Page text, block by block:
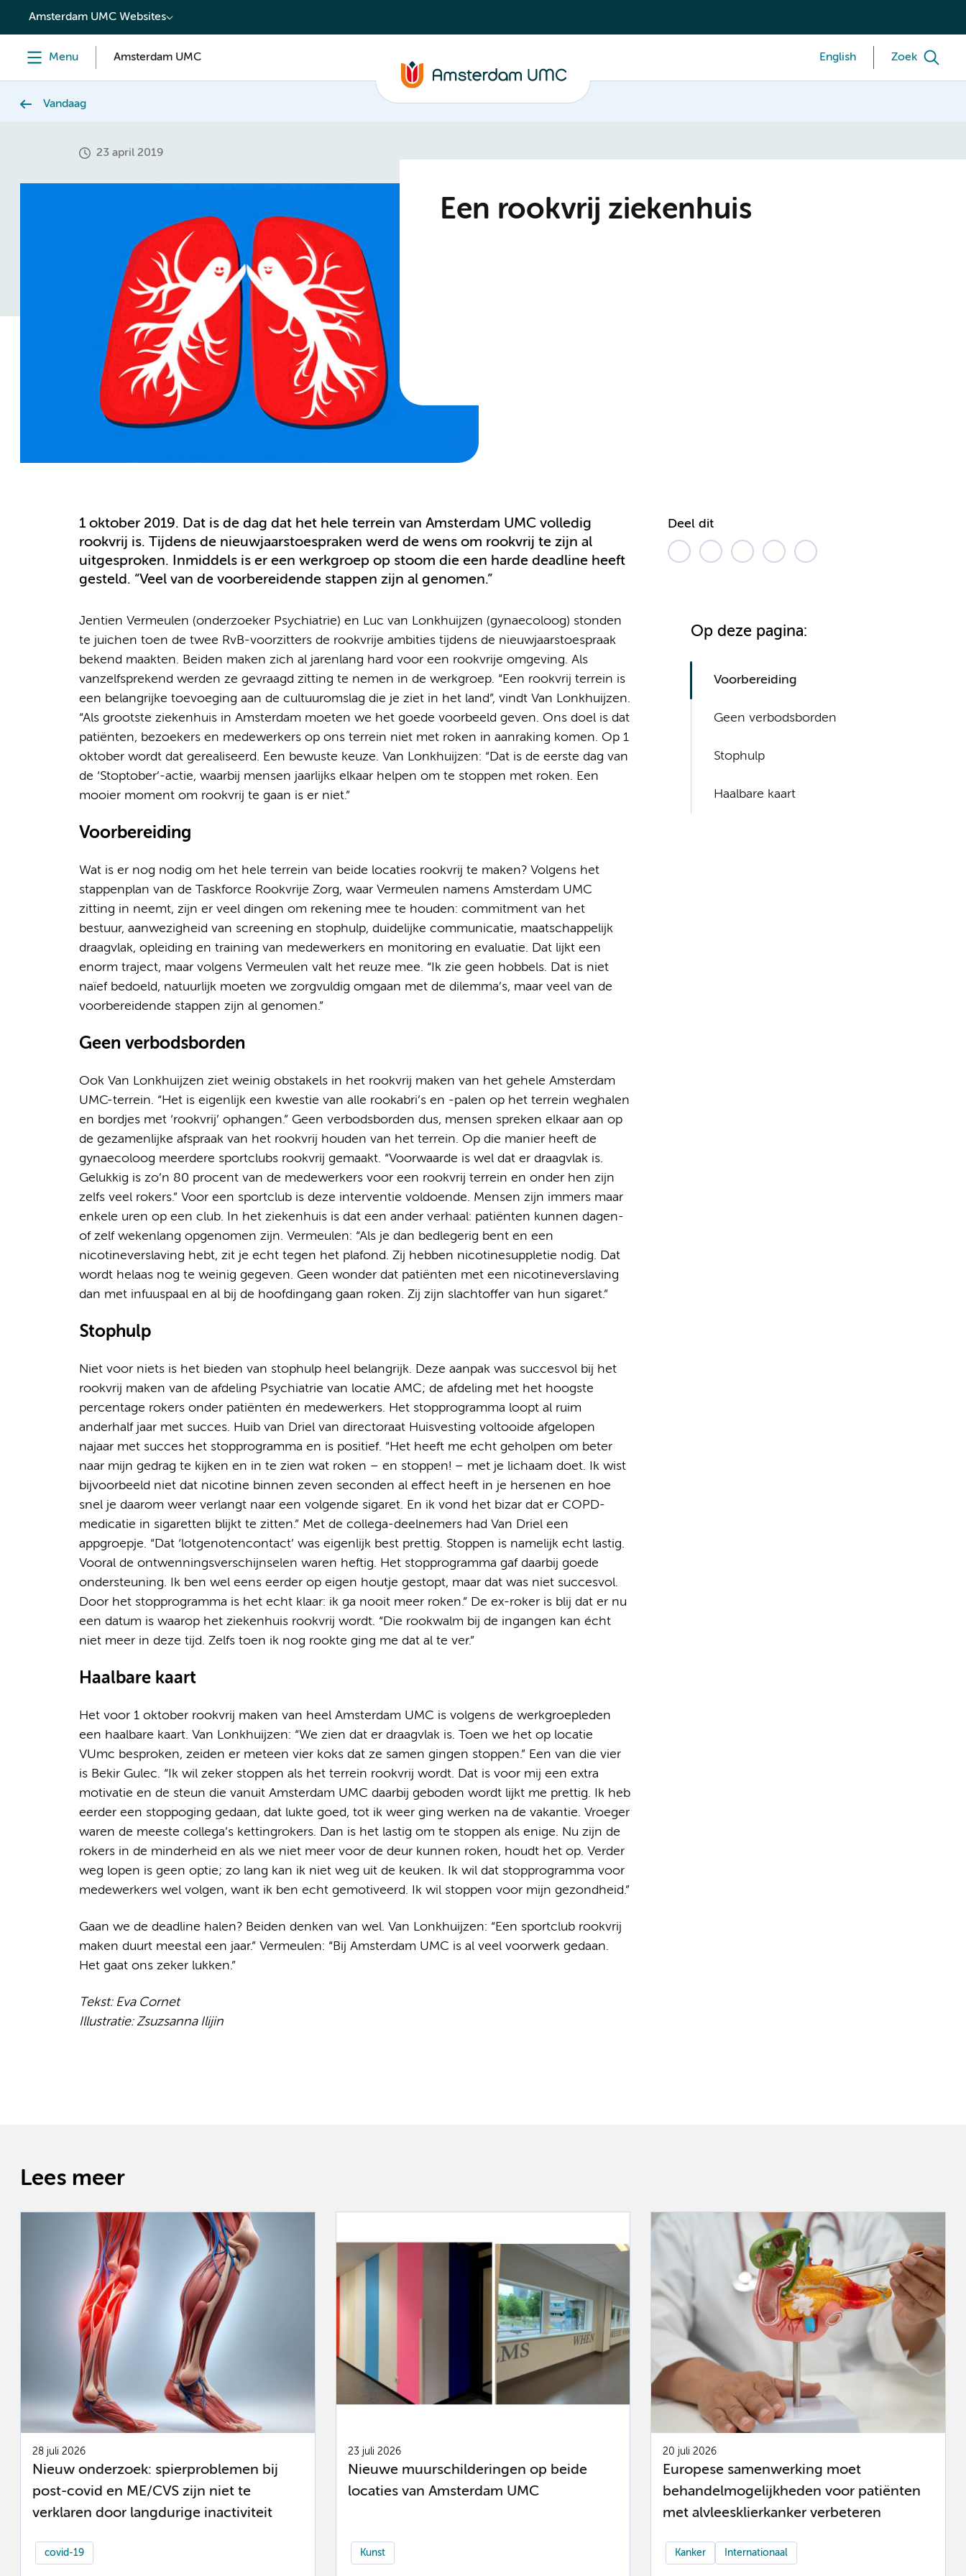
content
Amsterdam UMC Websites
Menu Amsterdam UMC English Zoek
Vandaag
23 april 2019
Een rookvrij ziekenhuis
1 oktober 2019. Dat is de dag dat het hele terrein van Amsterdam UMC volledig
rookvrij is. Tijdens de nieuwjaarstoespraken werd de wens om rookvrij te zijn al
uitgesproken. Inmiddels is er een werkgroep op stoom die een harde deadline heeft
gesteld. “Veel van de voorbereidende stappen zijn al genomen.”
Jentien Vermeulen (onderzoeker Psychiatrie) en Luc van Lonkhuijzen (gynaecoloog) stonden
te juichen toen de twee RvB-voorzitters de rookvrije ambities tijdens de nieuwjaarstoespraak
bekend maakten. Beiden maken zich al jarenlang hard voor een rookvrije omgeving. Als
vanzelfsprekend werden ze gevraagd zitting te nemen in de werkgroep. “Een rookvrij terrein is
een belangrijke toevoeging aan de cultuuromslag die je ziet in het land”, vindt Van Lonkhuijzen.
“Als grootste ziekenhuis in Amsterdam moeten we het goede voorbeeld geven. Ons doel is dat
patiënten, bezoekers en medewerkers op ons terrein niet met roken in aanraking komen. Op 1
oktober wordt dat gerealiseerd. Een bewuste keuze. Van Lonkhuijzen: “Dat is de eerste dag van
de ‘Stoptober’-actie, waarbij mensen jaarlijks elkaar helpen om te stoppen met roken. Een
mooier moment om rookvrij te gaan is er niet.”
Voorbereiding
Wat is er nog nodig om het hele terrein van beide locaties rookvrij te maken? Volgens het
stappenplan van de Taskforce Rookvrije Zorg, waar Vermeulen namens Amsterdam UMC
zitting in neemt, zijn er veel dingen om rekening mee te houden: commitment van het
bestuur, aanwezigheid van screening en stophulp, duidelijke communicatie, maatschappelijk
draagvlak, opleiding en training van medewerkers en monitoring en evaluatie. Dat lijkt een
enorm traject, maar volgens Vermeulen valt het reuze mee. “Ik zie geen hobbels. Dat is niet
naïef bedoeld, natuurlijk moeten we zorgvuldig omgaan met de dilemma’s, maar veel van de
voorbereidende stappen zijn al genomen.”
Geen verbodsborden
Ook Van Lonkhuijzen ziet weinig obstakels in het rookvrij maken van het gehele Amsterdam
UMC-terrein. “Het is eigenlijk een kwestie van alle rookabri’s en -palen op het terrein weghalen
en bordjes met ‘rookvrij’ ophangen.” Geen verbodsborden dus, mensen spreken elkaar aan op
de gezamenlijke afspraak van het rookvrij houden van het terrein. Op die manier heeft de
gynaecoloog meerdere sportclubs rookvrij gemaakt. “Voorwaarde is wel dat er draagvlak is.
Gelukkig is zo’n 80 procent van de medewerkers voor een rookvrij terrein en onder hen zijn
zelfs veel rokers.” Voor een sportclub is deze interventie voldoende. Mensen zijn immers maar
enkele uren op een club. In het ziekenhuis is dat een ander verhaal: patiënten kunnen dagen-
of zelf wekenlang opgenomen zijn. Vermeulen: “Als je dan bedlegerig bent en een
nicotineverslaving hebt, zit je echt tegen het plafond. Zij hebben nicotinesuppletie nodig. Dat
wordt helaas nog te weinig gegeven. Geen wonder dat patiënten met een nicotineverslaving
dan met infuuspaal en al bij de hoofdingang gaan roken. Zij zijn slachtoffer van hun sigaret.”
Stophulp
Niet voor niets is het bieden van stophulp heel belangrijk. Deze aanpak was succesvol bij het
rookvrij maken van de afdeling Psychiatrie van locatie AMC; de afdeling met het hoogste
percentage rokers onder patiënten én medewerkers. Het stopprogramma loopt al ruim
anderhalf jaar met succes. Huib van Driel van directoraat Huisvesting voltooide afgelopen
najaar met succes het stopprogramma en is positief. “Het heeft me echt geholpen om beter
naar mijn gedrag te kijken en in te zien wat roken – en stoppen! – met je lichaam doet. Ik wist
bijvoorbeeld niet dat nicotine binnen zeven seconden al effect heeft in je hersenen en hoe
snel je daarom weer verlangt naar een volgende sigaret. En ik vond het bizar dat er COPD-
medicatie in sigaretten blijkt te zitten.” Met de collega-deelnemers had Van Driel een
appgroepje. “Dat ‘lotgenotencontact’ was eigenlijk best prettig. Stoppen is namelijk echt lastig.
Vooral de ontwenningsverschijnselen waren heftig. Het stopprogramma gaf daarbij goede
ondersteuning. Ik ben wel eens eerder op eigen houtje gestopt, maar dat was niet succesvol.
Door het stopprogramma is het echt klaar: ik ga nooit meer roken.” De ex-roker is blij dat er nu
een datum is waarop het ziekenhuis rookvrij wordt. “Die rookwalm bij de ingangen kan écht
niet meer in deze tijd. Zelfs toen ik nog rookte ging me dat al te ver.”
Haalbare kaart
Het voor 1 oktober rookvrij maken van heel Amsterdam UMC is volgens de werkgroepleden
een haalbare kaart. Van Lonkhuijzen: “We zien dat er draagvlak is. Toen we het op locatie
VUmc besproken, zeiden er meteen vier koks dat ze samen gingen stoppen.” Een van die vier
is Bekir Gulec. “Ik wil zeker stoppen als het terrein rookvrij wordt. Dat is voor mij een extra
motivatie en de steun die vanuit Amsterdam UMC daarbij geboden wordt lijkt me prettig. Ik heb
eerder een stoppoging gedaan, dat lukte goed, tot ik weer ging werken na de vakantie. Vroeger
waren de meeste collega’s kettingrokers. Dan is het lastig om te stoppen als enige. Nu zijn de
rokers in de minderheid en als we niet meer voor de deur kunnen roken, houdt het op. Verder
weg lopen is geen optie; zo lang kan ik niet weg uit de keuken. Ik wil dat stopprogramma voor
medewerkers wel volgen, want ik ben echt gemotiveerd. Ik wil stoppen voor mijn gezondheid.”
Gaan we de deadline halen? Beiden denken van wel. Van Lonkhuijzen: “Een sportclub rookvrij
maken duurt meestal een jaar.” Vermeulen: “Bij Amsterdam UMC is al veel voorwerk gedaan.
Het gaat ons zeker lukken.”
Tekst: Eva Cornet
Illustratie: Zsuzsanna Ilijin
Deel dit
Op deze pagina:
Voorbereiding
Geen verbodsborden
Stophulp
Haalbare kaart
Lees meer
28 juli 2026
Nieuw onderzoek: spierproblemen bij
post-covid en ME/CVS zijn niet te
verklaren door langdurige inactiviteit
covid-19
23 juli 2026
Nieuwe muurschilderingen op beide
locaties van Amsterdam UMC
Kunst
20 juli 2026
Europese samenwerking moet
behandelmogelijkheden voor patiënten
met alvleesklierkanker verbeteren
Kanker Internationaal